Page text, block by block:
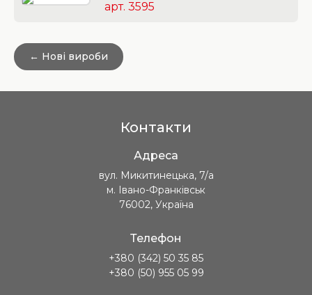
арт. 3595
← Нові вироби
Контакти
Адреса
вул. Микитинецька, 7/а
м. Івано-Франківськ
76002, Україна
Телефон
+380 (342) 50 35 85
+380 (50) 955 05 99